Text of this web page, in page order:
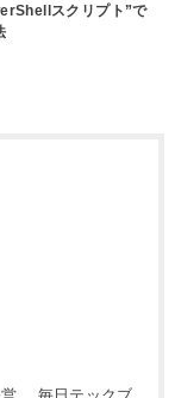
スクリプト”で